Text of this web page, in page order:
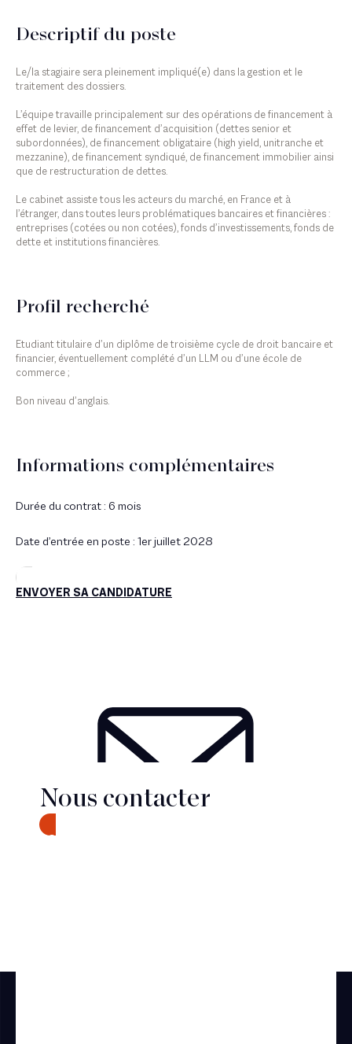
Descriptif du poste
Le/la stagiaire sera pleinement impliqué(e) dans la gestion et le
traitement des dossiers.
L’équipe travaille principalement sur des opérations de financement à
effet de levier, de financement d’acquisition (dettes senior et
subordonnées), de financement obligataire (high yield, unitranche et
mezzanine), de financement syndiqué, de financement immobilier ainsi
que de restructuration de dettes.
Le cabinet assiste tous les acteurs du marché, en France et à
l’étranger, dans toutes leurs problématiques bancaires et financières :
entreprises (cotées ou non cotées), fonds d’investissements, fonds de
dette et institutions financières.
Profil recherché
Etudiant titulaire d’un diplôme de troisième cycle de droit bancaire et
financier, éventuellement complété d’un LLM ou d’une école de
commerce ;
Bon niveau d’anglais.
Informations complémentaires
Durée du contrat : 6 mois
Date d’entrée en poste : 1er juillet 2028
ENVOYER SA CANDIDATURE
Nous contacter